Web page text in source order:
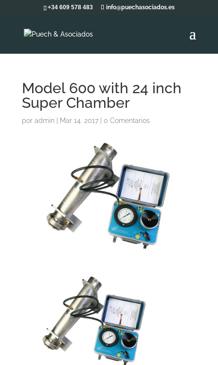
+34 609 578 483 info@puechasociados.es
Model 600 with 24 inch
Super Chamber
por admin Mar 14, 2017| 0 Comentarios